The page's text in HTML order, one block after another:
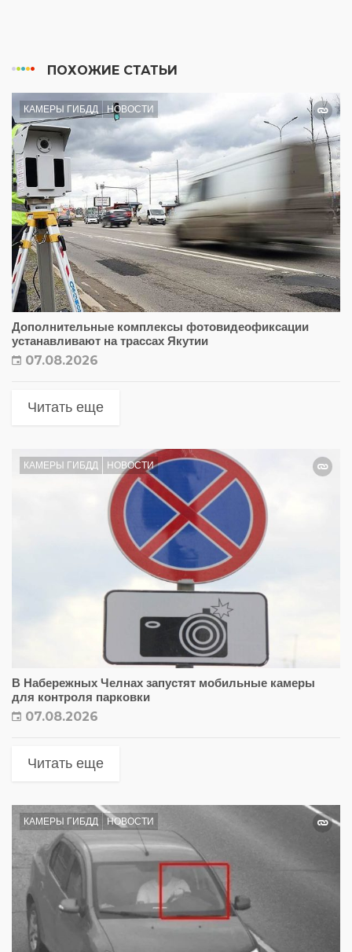
ПОХОЖИЕ СТАТЬИ
КАМЕРЫ ГИБДД НОВОСТИ
Дополнительные комплексы фотовидеофиксации
устанавливают на трассах Якутии
07.08.2026
Читать еще
КАМЕРЫ ГИБДД НОВОСТИ
В Набережных Челнах запустят мобильные камеры
для контроля парковки
07.08.2026
Читать еще
КАМЕРЫ ГИБДД НОВОСТИ